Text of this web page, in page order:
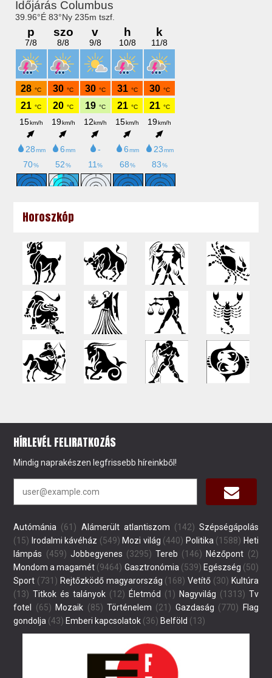
Horoszkóp
HÍRLEVÉL FELIRATKOZÁS
Mindig naprakészen legfrissebb híreinkből!
Autómánia (61) Alámerült atlantiszom (142) Szépségápolás
(15) Irodalmi kávéház (549) Mozi világ (440) Politika (1588) Heti
lámpás (459) Jobbegyenes (3295) Tereb (146) Nézőpont (2)
Mondom a magamét (9464) Gasztronómia (539) Egészség (50)
Sport (731) Rejtőzködő magyarország (168) Vetítő (30) Kultúra
(13) Titkok és talányok (12) Életmód (1) Nagyvilág (1313) Tv
fotel
(65) Mozaik (85) Történelem (21) Gazdaság (770)
Flag
gondolja (43) Emberi kapcsolatok (36) Belföld (13)